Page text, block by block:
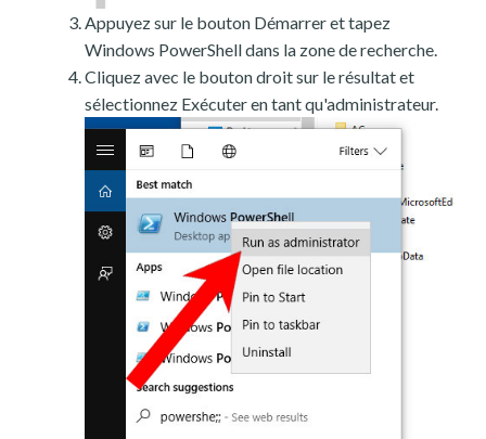
Appuyez sur le bouton Démarrer et tapez
Windows PowerShell dans la zone de recherche.
Cliquez avec le bouton droit sur le résultat et
sélectionnez Exécuter en tant qu'administrateur.